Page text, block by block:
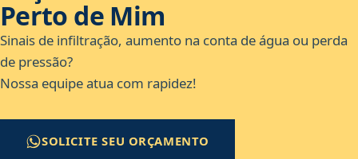
Perto de Mim
Sinais de infiltração, aumento na conta de água ou perda
de pressão?
Nossa equipe atua com rapidez!
SOLICITE SEU ORÇAMENTO